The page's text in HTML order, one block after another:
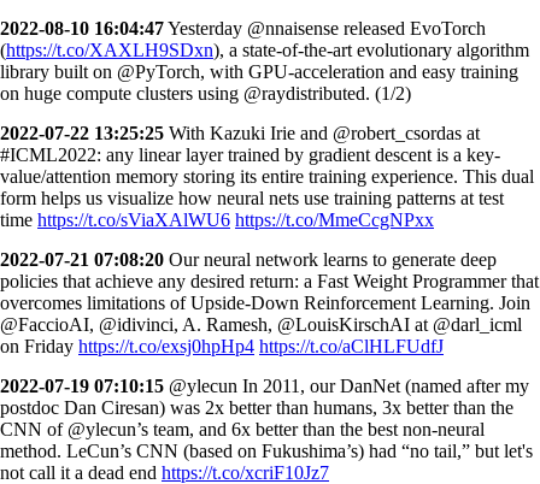
2022-08-10 16:04:47Yesterday @nnaisense released EvoTorch
(https://t.co/XAXLH9SDxn), a state-of-the-art evolutionary algorithm
library built on @PyTorch, with GPU-acceleration and easy training
on huge compute clusters using @raydistributed. (1/2)
2022-07-22 13:25:25 With Kazuki Irie and @robert_csordas at
#ICML2022: any linear layer trained by gradient descent is a key-
value/attention memory storing its entire training experience. This dual
form helps us visualize how neural nets use training patterns at test
time https://t.co/sViaXAlWU6 https://t.co/MmeCcgNPxx
2022-07-21 07:08:20 Our neural network learns to generate deep
policies that achieve any desired return: a Fast Weight Programmer that
overcomes limitations of Upside-Down Reinforcement Learning. Join
@FaccioAI, @idivinci, A. Ramesh, @LouisKirschAI at @darl_icml
on Friday https://t.co/exsj0hpHp4 https://t.co/aClHLFUdfJ
2022-07-19 07:10:15 @ylecun In 2011, our DanNet (named after my
postdoc Dan Ciresan) was 2x better than humans, 3x better than the
CNN of @ylecun’s team, and 6x better than the best non-neural
method. LeCun’s CNN (based on Fukushima’s) had “no tail,” but let's
not call it a dead end https://t.co/xcriF10Jz7